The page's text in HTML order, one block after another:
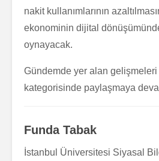
nakit kullanımlarının
ekonominin dijital
oynayacak.
Gündemde yer alan gelişmeleri
kategorisinde paylaşmaya
Funda Tabak
İstanbul Üniversitesi Siyasal